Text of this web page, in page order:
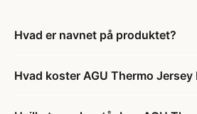
Hvad er navnet på produktet?
Hvad koster AGU Thermo